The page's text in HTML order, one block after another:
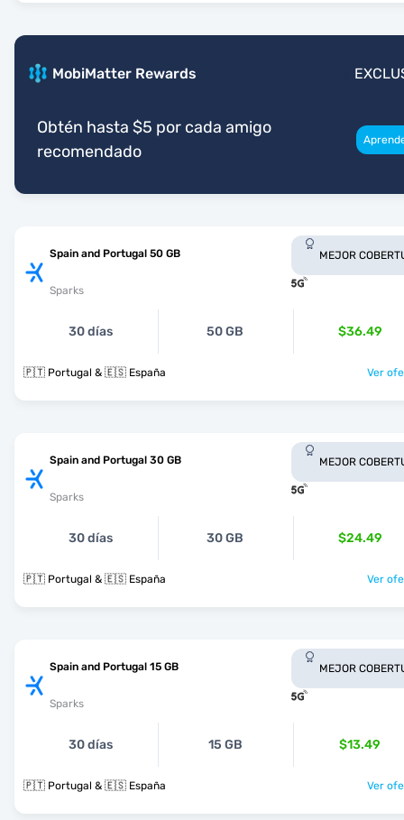
MobiMatter Rewards
Obtén hasta $5 por cada amigo
recomendado
Spain and Portugal 50 GB
Sparks
MEJOR
30 días 50 GB $36.49
🇵🇹 Portugal & 🇪🇸 España Ver
Spain and Portugal 30 GB
Sparks
MEJOR
30 días 30 GB $24.49
🇵🇹 Portugal & 🇪🇸 España Ver
Spain and Portugal 15 GB
Sparks
MEJOR
30 días 15 GB $13.49
🇵🇹 Portugal & 🇪🇸 España Ver